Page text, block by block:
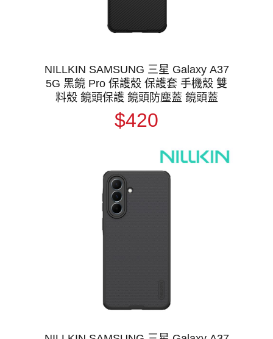
NILLKIN SAMSUNG 三星 Galaxy A37
5G 黑鏡 Pro 保護殼 保護套 手機殼 雙
料殼 鏡頭保護 鏡頭防塵蓋 鏡頭蓋
$420